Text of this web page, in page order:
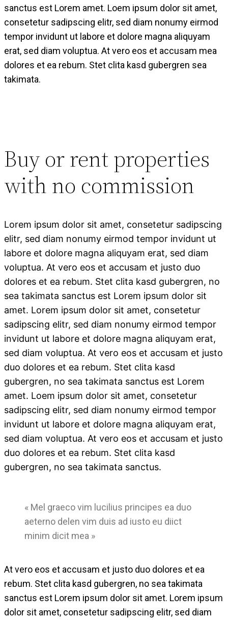
sanctus est Lorem amet. Loem ipsum dolor sit amet,
consetetur sadipscing elitr, sed diam nonumy eirmod
tempor invidunt ut labore et dolore magna aliquyam
erat, sed diam voluptua. At vero eos et accusam mea
dolores et ea rebum. Stet clita kasd gubergren sea
takimata.
Buy or rent properties
with no commission
Lorem ipsum dolor sit amet, consetetur sadipscing
elitr, sed diam nonumy eirmod tempor invidunt ut
labore et dolore magna aliquyam erat, sed diam
voluptua. At vero eos et accusam et justo duo
dolores et ea rebum. Stet clita kasd gubergren, no
sea takimata sanctus est Lorem ipsum dolor sit
amet. Lorem ipsum dolor sit amet, consetetur
sadipscing elitr, sed diam nonumy eirmod tempor
invidunt ut labore et dolore magna aliquyam erat,
sed diam voluptua. At vero eos et accusam et justo
duo dolores et ea rebum. Stet clita kasd
gubergren, no sea takimata sanctus est Lorem
amet. Loem ipsum dolor sit amet, consetetur
sadipscing elitr, sed diam nonumy eirmod tempor
invidunt ut labore et dolore magna aliquyam erat,
sed diam voluptua. At vero eos et accusam et justo
duo dolores et ea rebum. Stet clita kasd
gubergren, no sea takimata sanctus.
« Mel graeco vim lucilius principes ea duo
aeterno delen vim duis ad iusto eu diict
minim dicit mea »
At vero eos et accusam et justo duo dolores et ea
rebum. Stet clita kasd gubergren, no sea takimata
sanctus est Lorem ipsum dolor sit amet. Lorem ipsum
dolor sit amet, consetetur sadipscing elitr, sed diam